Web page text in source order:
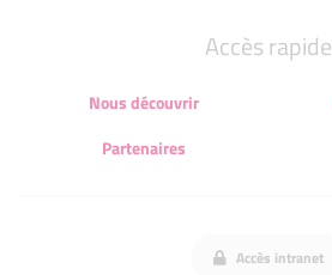
Accès rapide
Nous découvrir
Partenaires
Accès intranet